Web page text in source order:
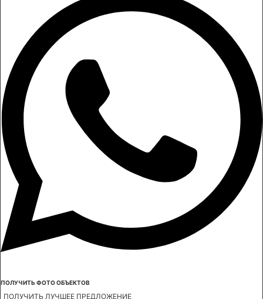
ПОЛУЧИТЬ ФОТО ОБЪЕКТОВ
ПОЛУЧИТЬ ЛУЧШЕЕ ПРЕДЛОЖЕНИЕ